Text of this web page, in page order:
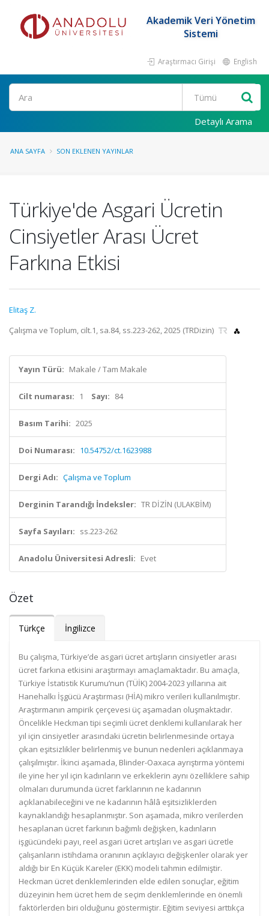
Akademik Veri Yönetim
Sistemi
Araştırmacı Girişi English
Ara
Detaylı Arama
ANA SAYFA SON EKLENEN YAYINLAR
Türkiye'de Asgari Ücretin
Cinsiyetler Arası Ücret
Farkına Etkisi
Elitaş Z.
Çalışma ve Toplum, cilt.1, sa.84, ss.223-262, 2025 (TRDizin)
Yayın Türü: Makale / Tam Makale
Cilt numarası: 1 Sayı: 84
Basım Tarihi: 2025
Doi Numarası: 10.54752/ct.1623988
Dergi Adı: Çalışma ve Toplum
Derginin Tarandığı İndeksler: TR DİZİN (ULAKBİM)
Sayfa Sayıları: ss.223-262
Anadolu Üniversitesi Adresli: Evet
Özet
Türkçe İngilizce
Bu çalışma, Türkiye’de asgari ücret artışların cinsiyetler arası
ücret farkına etkisini araştırmayı amaçlamaktadır. Bu amaçla,
Türkiye İstatistik Kurumu’nun (TÜİK) 2004-2023 yıllarına ait
Hanehalkı İşgücü Araştırması (HİA) mikro verileri kullanılmıştır.
Araştırmanın ampirik çerçevesi üç aşamadan oluşmaktadır.
Öncelikle Heckman tipi seçimli ücret denklemi kullanılarak her
yıl için cinsiyetler arasındaki ücretin belirlenmesinde ortaya
çıkan eşitsizlikler belirlenmiş ve bunun nedenleri açıklanmaya
çalışılmıştır. İkinci aşamada, Blinder-Oaxaca ayrıştırma yöntemi
ile yine her yıl için kadınların ve erkeklerin aynı özelliklere sahip
olmaları durumunda ücret farklarının ne kadarının
açıklanabileceğini ve ne kadarının hâlâ eşitsizliklerden
kaynaklandığı hesaplanmıştır. Son aşamada, mikro verilerden
hesaplanan ücret farkının bağımlı değişken, kadınların
işgücündeki payı, reel asgari ücret artışları ve asgari ücretle
çalışanların istihdama oranının açıklayıcı değişkenler olarak yer
aldığı bir En Küçük Kareler (EKK) modeli tahmin edilmiştir.
Heckman ücret denklemlerinden elde edilen sonuçlar, eğitim
düzeyinin hem ücret hem de seçim denklemlerinde en önemli
faktörlerden biri olduğunu göstermiştir. Eğitim seviyesi arttıkça